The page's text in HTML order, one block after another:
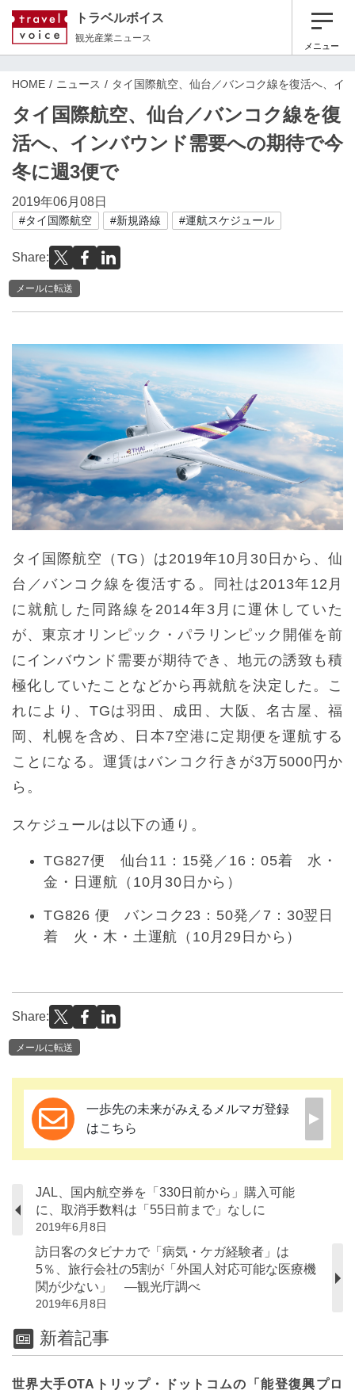
トラベルボイス
観光産業ニュース
メニュー
HOME ニュース タイ国際航空、仙台／バンコク線を復活へ、イ
タイ国際航空、仙台／バンコク線を復
活へ、インバウンド需要への期待で今
冬に週3便で
2019年06月08日
#タイ国際航空 #新規路線 #運航スケジュール
Share:
メールに転送
タイ国際航空（TG）は2019年10月30日から、仙
台／バンコク線を復活する。同社は2013年12月
に就航した同路線を2014年3月に運休していた
が、東京オリンピック・パラリンピック開催を前
にインバウンド需要が期待でき、地元の誘致も積
極化していたことなどから再就航を決定した。こ
れにより、TGは羽田、成田、大阪、名古屋、福
岡、札幌を含め、日本7空港に定期便を運航する
ことになる。運賃はバンコク行きが3万5000円か
ら。
スケジュールは以下の通り。
TG827便 仙台11：15発／16：05着 水・
金・日運航（10月30日から）
TG826 便 バンコク23：50発／7：30翌日
着 火・木・土運航（10月29日から）
Share:
メールに転送
一歩先の未来がみえるメルマガ登録
はこちら
JAL、国内航空券を「330日前から」購入可能
に、取消手数料は「55日前まで」なしに
2019年6月8日
訪日客のタビナカで「病気・ケガ経験者」は
5％、旅行会社の5割が「外国人対応可能な医療機
関が少ない」 ―観光庁調べ
2019年6月8日
新着記事
世界大手OTAトリップ・ドットコムの「能登復興プロ